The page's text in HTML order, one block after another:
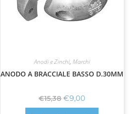
Anodi e Zinchi, Marchi
ANODO A BRACCIALE BASSO D.30MM
€15,38 €9,00